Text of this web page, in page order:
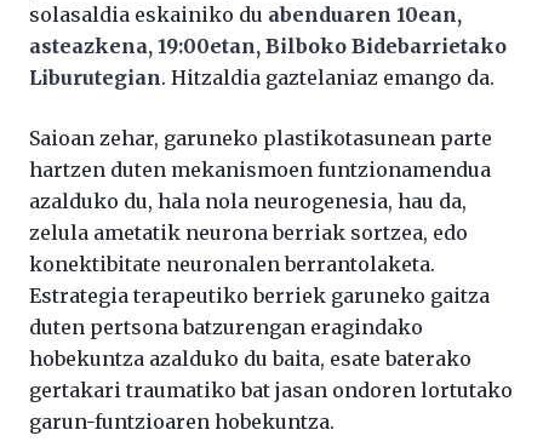
solasaldia eskainiko du abenduaren 10ean,
asteazkena, 19:00etan, Bilboko Bidebarrietako
Liburutegian. Hitzaldia gaztelaniaz emango da.
Saioan zehar, garuneko plastikotasunean parte
hartzen duten mekanismoen funtzionamendua
azalduko du, hala nola neurogenesia, hau da,
zelula ametatik neurona berriak sortzea, edo
konektibitate neuronalen berrantolaketa.
Estrategia terapeutiko berriek garuneko gaitza
duten pertsona batzurengan eragindako
hobekuntza azalduko du baita, esate baterako
gertakari traumatiko bat jasan ondoren lortutako
garun-funtzioaren hobekuntza.